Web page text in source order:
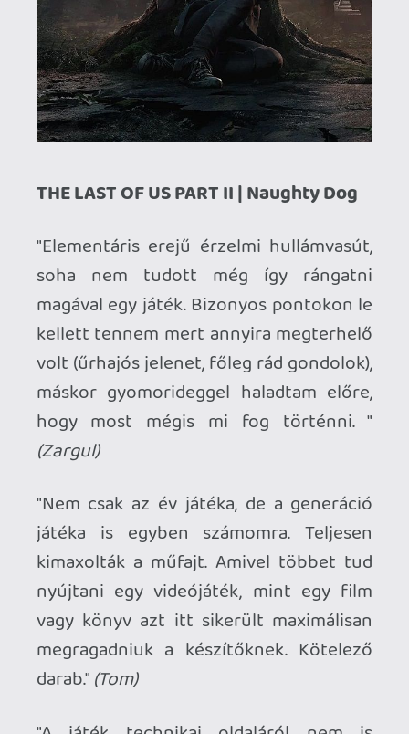
Nálam nagyon az év végére maradt a
TLoU2, most decemberben fejeztem be.
Előtte sok minden másra is rámondtam
volna a GOTY-t, de örülök, hogy nem így
lett. Egy végletekig kimaximalizált sztori,
játékmenet, mindez 30+ órában, ami
tényleg hagyott időt kibontakozni és
minden oldaláról bemutatni a játékot. A 2.
de az új generáció nyitócímeiként is
Ghz 2021.01.01 12:42:05 #1vi67
Jó kérdés, csak tippeltem a patchet
természetesen, mivel a csucsima is
legalább azt megkapta, hogy fusson 60
fpssel. Reménykedem benne, hogy ehhez
is legalább ennyit kapunk és nem valami
fizetős dlc lesz.
Fieldtom 2021.01.01 11:52:15
Jungle
bármi lehet... free upgrade, 10-20$
upgrade, full áras remaster.
Fieldtom
2021.01.01 11:52:15
Fieldtom 2021.01.01 11:52:15 #1vi63
Megerősítették, hogy lesz patch?
Ghz 2021.01.01 09:54:13